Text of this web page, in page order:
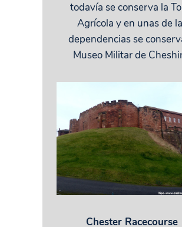
todavía se conserva la
Agrícola y en unas de
dependencias se
Museo Militar de
Chester Racecourse